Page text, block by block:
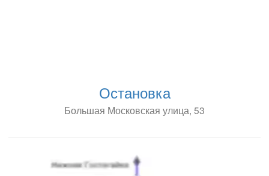
Остановка
Большая Московская улица, 53